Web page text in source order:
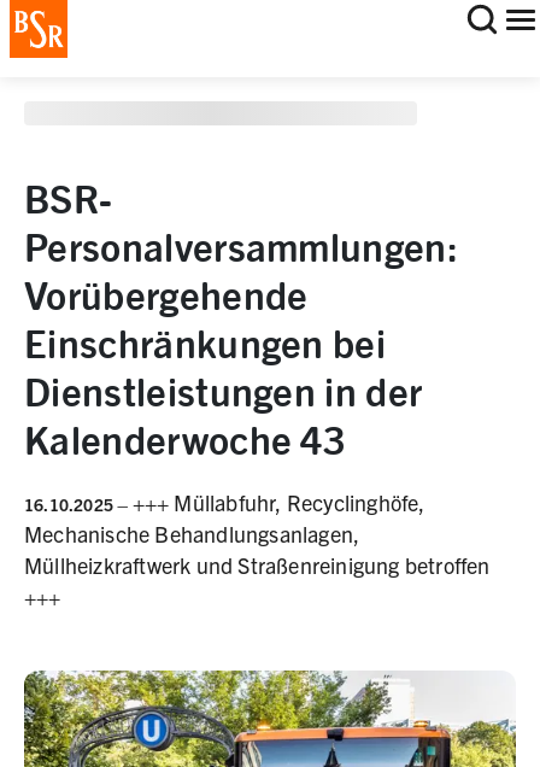
staging deployment test
BSR-
Personalversammlungen:
Vorübergehende
Einschränkungen bei
Dienstleistungen in der
Kalenderwoche 43
16.10.2025– +++ Müllabfuhr, Recyclinghöfe,
Mechanische Behandlungsanlagen,
Müllheizkraftwerk und Straßenreinigung betroffen
+++